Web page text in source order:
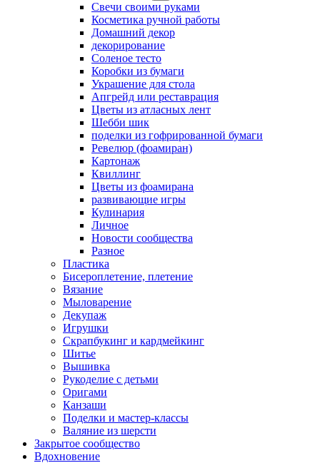
Свечи своими руками
Косметика ручной работы
Домашний декор
декорирование
Соленое тесто
Коробки из бумаги
Украшение для стола
Апгрейд или реставрация
Цветы из атласных лент
Шебби шик
поделки из гофрированной бумаги
Ревелюр (фоамиран)
Картонаж
Квиллинг
Цветы из фоамирана
развивающие игры
Кулинария
Личное
Новости сообщества
Разное
Пластика
Бисероплетение, плетение
Вязание
Мыловарение
Декупаж
Игрушки
Скрапбукинг и кардмейкинг
Шитье
Вышивка
Рукоделие с детьми
Оригами
Канзаши
Поделки и мастер-классы
Валяние из шерсти
Закрытое сообщество
Вдохновение